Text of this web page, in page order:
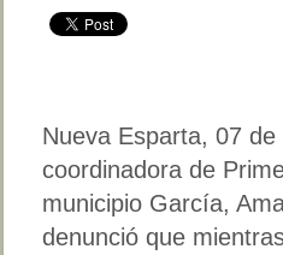
Nueva Esparta, 07
coordinadora de
municipio García,
denunció que